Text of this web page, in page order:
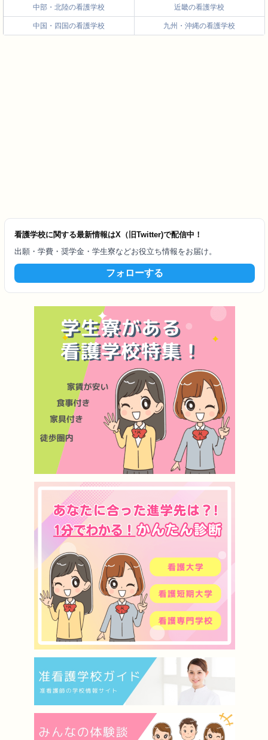
中部・北陸の看護学校 近畿の看護学校
中国・四国の看護学校 九州・沖縄の看護学校
看護学校に関する最新情報はX（旧Twitter)で配信中！
出願・学費・奨学金・学生寮などお役立ち情報をお届け。
フォローする